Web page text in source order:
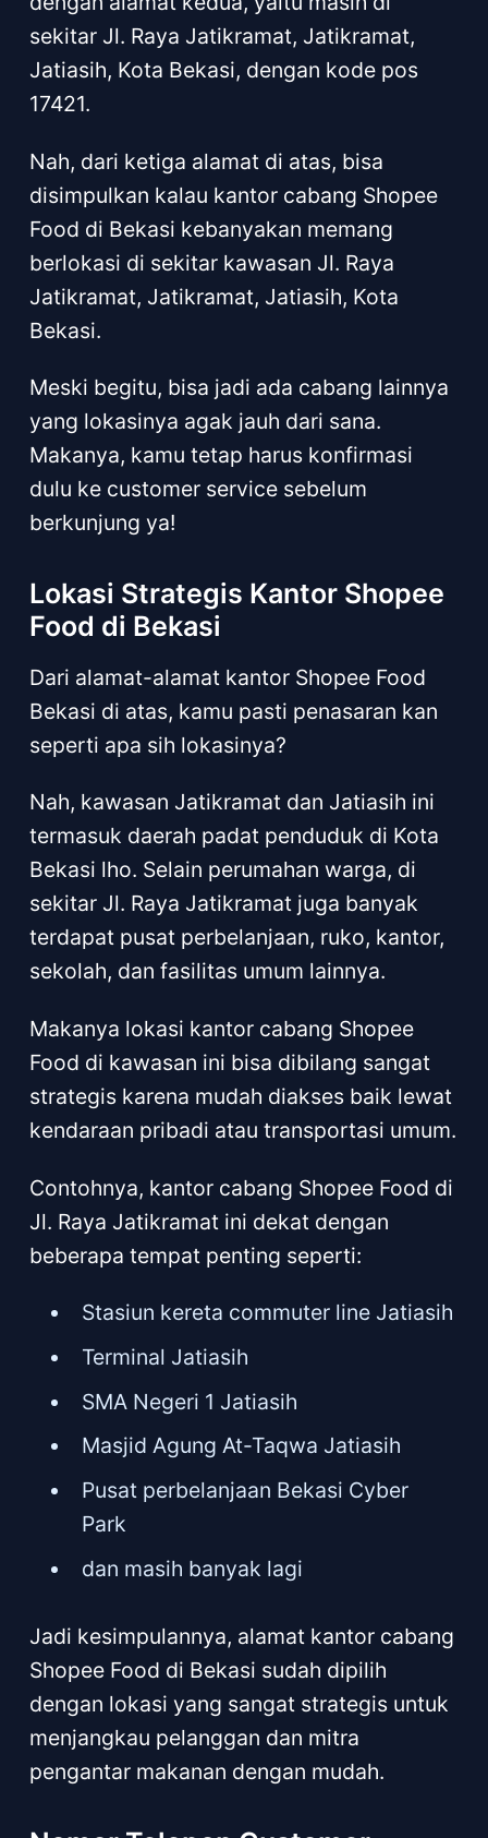
sekitar Jl. Raya Jatikramat, Jatikramat,
Jatiasih, Kota Bekasi, dengan kode pos
17421.
Nah, dari ketiga alamat di atas, bisa
disimpulkan kalau kantor cabang Shopee
Food di Bekasi kebanyakan memang
berlokasi di sekitar kawasan Jl. Raya
Jatikramat, Jatikramat, Jatiasih, Kota
Bekasi.
Meski begitu, bisa jadi ada cabang lainnya
yang lokasinya agak jauh dari sana.
Makanya, kamu tetap harus konfirmasi
dulu ke customer service sebelum
berkunjung ya!
Lokasi Strategis Kantor Shopee
Food di Bekasi
Dari alamat-alamat kantor Shopee Food
Bekasi di atas, kamu pasti penasaran kan
seperti apa sih lokasinya?
Nah, kawasan Jatikramat dan Jatiasih ini
termasuk daerah padat penduduk di Kota
Bekasi lho. Selain perumahan warga, di
sekitar Jl. Raya Jatikramat juga banyak
terdapat pusat perbelanjaan, ruko, kantor,
sekolah, dan fasilitas umum lainnya.
Makanya lokasi kantor cabang Shopee
Food di kawasan ini bisa dibilang sangat
strategis karena mudah diakses baik lewat
kendaraan pribadi atau transportasi umum.
Contohnya, kantor cabang Shopee Food di
Jl. Raya Jatikramat ini dekat dengan
beberapa tempat penting seperti:
Stasiun kereta commuter line Jatiasih
Terminal Jatiasih
SMA Negeri 1 Jatiasih
Masjid Agung At-Taqwa Jatiasih
Pusat perbelanjaan Bekasi Cyber
Park
dan masih banyak lagi
Jadi kesimpulannya, alamat kantor cabang
Shopee Food di Bekasi sudah dipilih
dengan lokasi yang sangat strategis untuk
menjangkau pelanggan dan mitra
pengantar makanan dengan mudah.